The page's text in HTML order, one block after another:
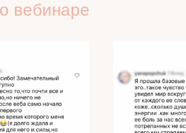
вебинаре